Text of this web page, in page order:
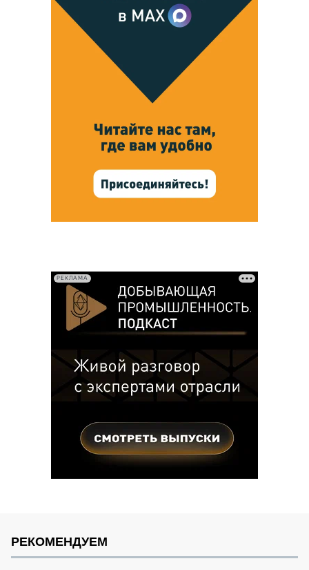
РЕКЛАМА
РЕКОМЕНДУЕМ